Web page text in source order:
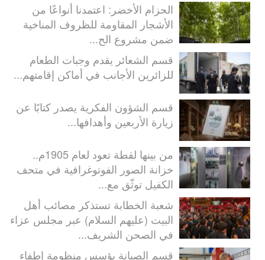
الحزام الأخضر: اعتمدنا أنواعًا من
الأشجار المقاومة للظروف المناخية
ضمن مشروع الح...
قسم الشعائر يقدم وجبات الطعام
للزائرين الأجانب في أماكن إقامتهم...
قسم الشؤون الفكرية يصدر كتابًا عن
زيارة الأربعين وأهدافها...
من بينها لقطة تعود لعام 1905م..
خزانة الصور الفوتوغرافية في متحف
الكفيل توثّق مع...
شعبة الخطابة تستذكر مصائب أهل
البيت (عليهم السلام) عبر مجلس عزاء
في الصحن الشريف...
قسم الصيانة يؤسس منظومة إطفاء